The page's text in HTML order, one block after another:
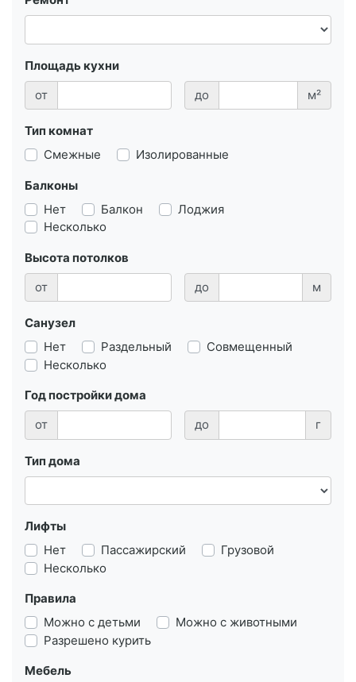
Площадь кухни
от
до м²
Тип комнат
Смежные
Изолированные
Балконы
Нет
Балкон
Лоджия
Несколько
Высота потолков
от
до м
Санузел
Нет
Раздельный
Совмещенный
Несколько
Год постройки дома
от
до г
Тип дома
Лифты
Нет
Пассажирский
Грузовой
Несколько
Правила
Можно с детьми
Можно с животными
Разрешено курить
Мебель